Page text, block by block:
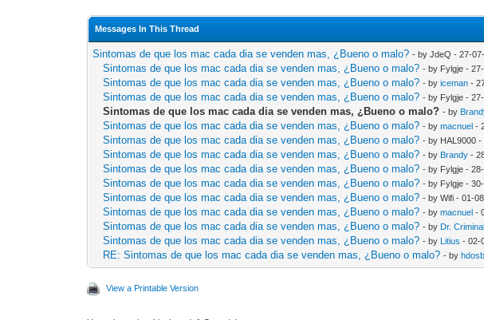
Messages In This Thread
Sintomas de que los mac cada dia se venden mas, ¿Bueno o malo? - by JdeQ - 27-
Sintomas de que los mac cada dia se venden mas, ¿Bueno o malo? - by Fylgje -
Sintomas de que los mac cada dia se venden mas, ¿Bueno o malo? - byiceman -
Sintomas de que los mac cada dia se venden mas, ¿Bueno o malo? - by Fylgje -
Sintomas de que los mac cada dia se venden mas, ¿Bueno o malo? - by
Sintomas de que los mac cada dia se venden mas, ¿Bueno o malo? - bymacnuel -
Sintomas de que los mac cada dia se venden mas, ¿Bueno o malo? - by HAL9000 -
Sintomas de que los mac cada dia se venden mas, ¿Bueno o malo? - by Brandy -
Sintomas de que los mac cada dia se venden mas, ¿Bueno o malo? - by Fylgje -
Sintomas de que los mac cada dia se venden mas, ¿Bueno o malo? - by Fylgje -
Sintomas de que los mac cada dia se venden mas, ¿Bueno o malo? - by Wifi - 01-
Sintomas de que los mac cada dia se venden mas, ¿Bueno o malo? - bymacnuel -
Sintomas de que los mac cada dia se venden mas, ¿Bueno o malo? - by Dr. Criminal
Sintomas de que los mac cada dia se venden mas, ¿Bueno o malo? - by Litius - 02-
RE: Sintomas de que los mac cada dia se venden mas, ¿Bueno o malo? - by
View a Printable Version